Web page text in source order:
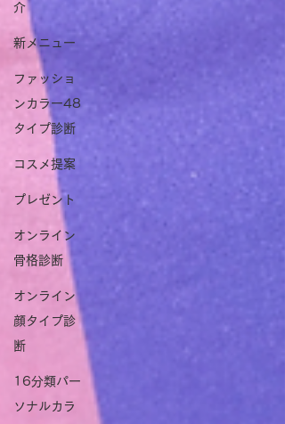
介
新メニュー
ファッショ
ンカラー48
タイプ診断
コスメ提案
プレゼント
オンライン
骨格診断
オンライン
顔タイプ診
断
16分類パー
ソナルカラ